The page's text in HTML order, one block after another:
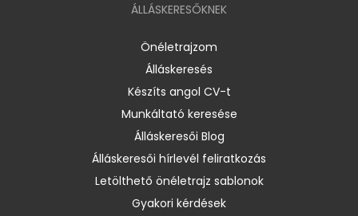
ÁLLÁSKERESŐKNEK
Önéletrajzom
Álláskeresés
Készíts angol CV-t
Munkáltató keresése
Álláskeresői Blog
Álláskeresői hírlevél feliratkozás
Letölthető önéletrajz sablonok
Gyakori kérdések